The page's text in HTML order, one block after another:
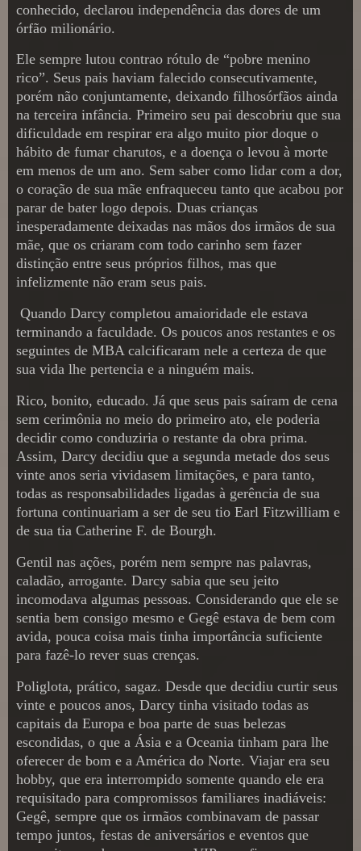
conhecido, declarou independência das dores de um
órfão milionário.
Ele sempre lutou contrao rótulo de “pobre menino
rico”. Seus pais haviam falecido consecutivamente,
porém não conjuntamente, deixando filhosórfãos ainda
na terceira infância. Primeiro seu pai descobriu que sua
dificuldade em respirar era algo muito pior doque o
hábito de fumar charutos, e a doença o levou à morte
em menos de um ano. Sem saber como lidar com a dor,
o coração de sua mãe enfraqueceu tanto que acabou por
parar de bater logo depois. Duas crianças
inesperadamente deixadas nas mãos dos irmãos de sua
mãe, que os criaram com todo carinho sem fazer
distinção entre seus próprios filhos, mas que
infelizmente não eram seus pais.
Quando Darcy completou amaioridade ele estava
terminando a faculdade. Os poucos anos restantes e os
seguintes de MBA calcificaram nele a certeza de que
sua vida lhe pertencia e a ninguém mais.
Rico, bonito, educado. Já que seus pais saíram de cena
sem cerimônia no meio do primeiro ato, ele poderia
decidir como conduziria o restante da obra prima.
Assim, Darcy decidiu que a segunda metade dos seus
vinte anos seria vividasem limitações, e para tanto,
todas as responsabilidades ligadas à gerência de sua
fortuna continuariam a ser de seu tio Earl Fitzwilliam e
de sua tia Catherine F. de Bourgh.
Gentil nas ações, porém nem sempre nas palavras,
caladão, arrogante. Darcy sabia que seu jeito
incomodava algumas pessoas. Considerando que ele se
sentia bem consigo mesmo e Gegê estava de bem com
avida, pouca coisa mais tinha importância suficiente
para fazê-lo rever suas crenças.
Poliglota, prático, sagaz. Desde que decidiu curtir seus
vinte e poucos anos, Darcy tinha visitado todas as
capitais da Europa e boa parte de suas belezas
escondidas, o que a Ásia e a Oceania tinham para lhe
oferecer de bom e a América do Norte. Viajar era seu
hobby, que era interrompido somente quando ele era
requisitado para compromissos familiares inadiáveis:
Gegê, sempre que os irmãos combinavam de passar
tempo juntos, festas de aniversários e eventos que